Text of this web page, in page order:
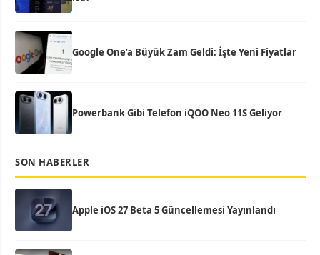
Google One’a Büyük Zam Geldi: İşte Yeni Fiyatlar
Powerbank Gibi Telefon iQOO Neo 11S Geliyor
SON HABERLER
Apple iOS 27 Beta 5 Güncellemesi Yayınlandı